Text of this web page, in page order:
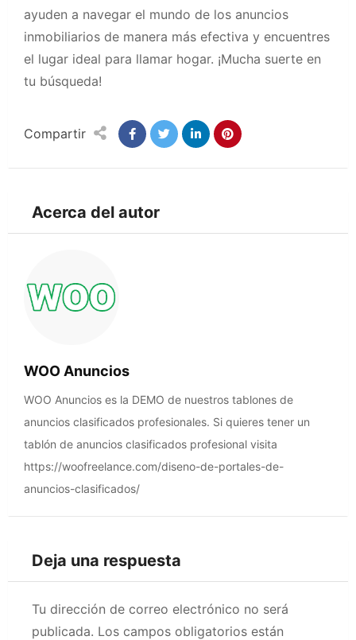
ayuden a navegar el mundo de los anuncios
inmobiliarios de manera más efectiva y encuentres
el lugar ideal para llamar hogar. ¡Mucha suerte en
tu búsqueda!
Compartir
Acerca del autor
WOO Anuncios
WOO Anuncios es la DEMO de nuestros tablones de
anuncios clasificados profesionales. Si quieres tener un
tablón de anuncios clasificados profesional visita
https://woofreelance.com/diseno-de-portales-de-
anuncios-clasificados/
Deja una respuesta
Tu dirección de correo electrónico no será
publicada. Los campos obligatorios están